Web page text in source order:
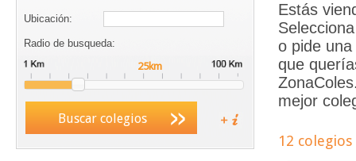
Ubicación:
Radio de busqueda:
Buscar colegios
Estás
o pide
que
mejor
12